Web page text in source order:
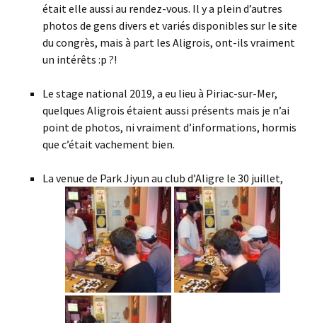
était elle aussi au rendez-vous. Il y a plein d’autres
photos de gens divers et variés disponibles sur le site
du congrès, mais à part les Aligrois, ont-ils vraiment
un intérêts :p ?!
Le stage national 2019, a eu lieu à Piriac-sur-Mer,
quelques Aligrois étaient aussi présents mais je n’ai
point de photos, ni vraiment d’informations, hormis
que c’était vachement bien.
La venue de Park Jiyun au club d’Aligre le 30 juillet,